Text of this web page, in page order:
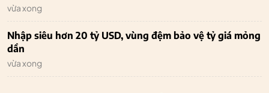
vừa xong
Nhập siêu hơn 20 tỷ USD, vùng đệm bảo vệ tỷ giá mỏng
dần
vừa xong